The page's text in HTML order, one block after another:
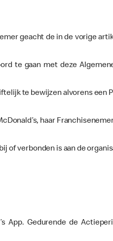
geacht de in de vorige
te gaan met deze
te bewijzen alvorens een
haar
of verbonden is aan de
App. Gedurende de